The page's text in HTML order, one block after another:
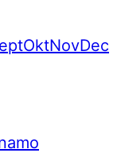
OktNovDec